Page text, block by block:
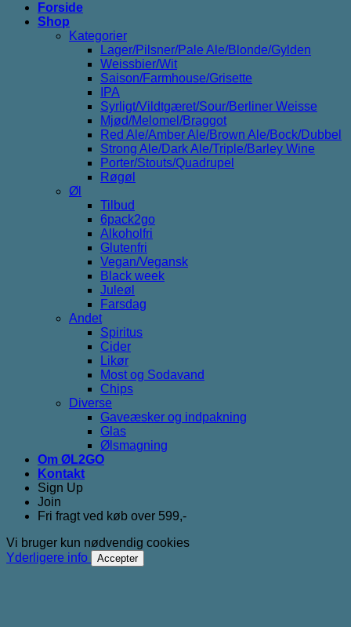
Forside
Shop
Kategorier
Lager/Pilsner/Pale Ale/Blonde/Gylden
Weissbier/Wit
Saison/Farmhouse/Grisette
IPA
Syrligt/Vildtgæret/Sour/Berliner Weisse
Mjød/Melomel/Braggot
Red Ale/Amber Ale/Brown Ale/Bock/Dubbel
Strong Ale/Dark Ale/Triple/Barley Wine
Porter/Stouts/Quadrupel
Røgøl
Øl
Tilbud
6pack2go
Alkoholfri
Glutenfri
Vegan/Vegansk
Black week
Juleøl
Farsdag
Andet
Spiritus
Cider
Likør
Most og Sodavand
Chips
Diverse
Gaveæsker og indpakning
Glas
Ølsmagning
Om ØL2GO
Kontakt
Sign Up
Join
Fri fragt ved køb over 599,-
Vi bruger kun nødvendig cookies
Yderligere info
Accepter